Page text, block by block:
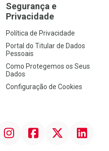
Segurança e
Privacidade
Política de Privacidade
Portal do Titular de Dados
Pessoais
Como Protegemos os Seus
Dados
Configuração de Cookies
InstagramFacebook Linkedin